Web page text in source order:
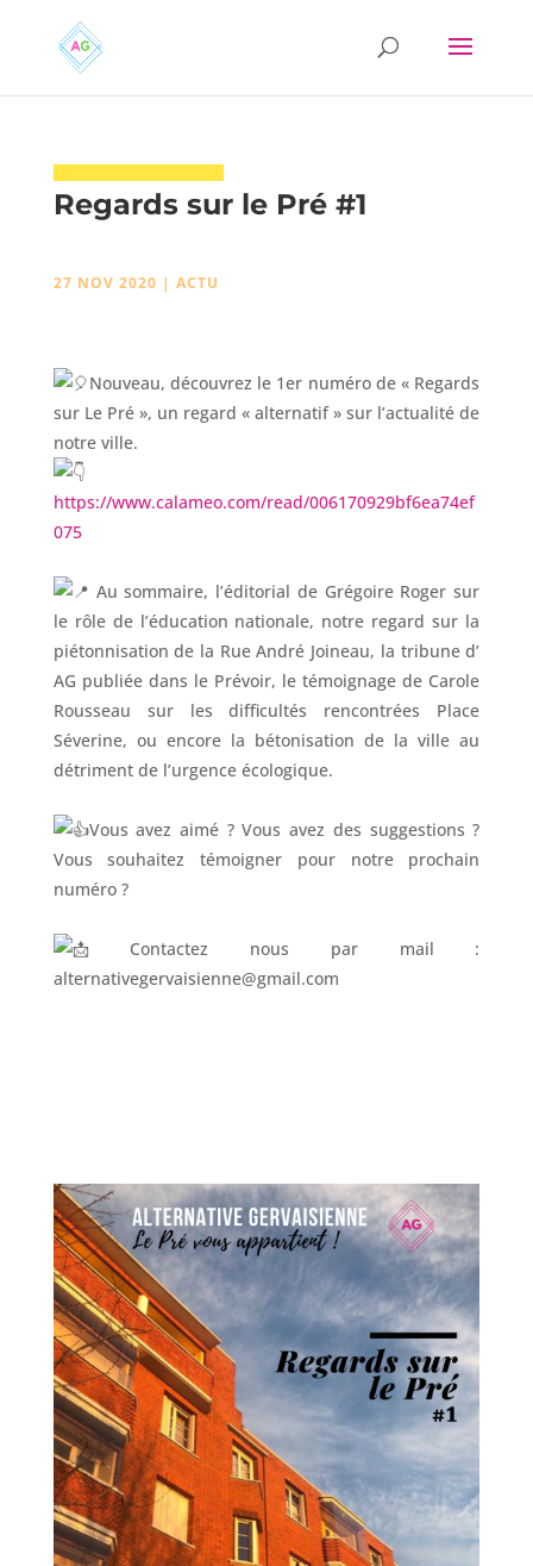
Regards sur le Pré #1
27 NOV 2020 | ACTU
Nouveau, découvrez le 1er numéro de « Regards
sur Le Pré », un regard « alternatif » sur l’actualité de
notre ville.
https://www.calameo.com/read/006170929bf6ea74ef
075
Au sommaire, l’éditorial de Grégoire Roger sur
le rôle de l’éducation nationale, notre regard sur la
piétonnisation de la Rue André Joineau, la tribune d’
AG publiée dans le Prévoir, le témoignage de Carole
Rousseau sur les difficultés rencontrées Place
Séverine, ou encore la bétonisation de la ville au
détriment de l’urgence écologique.
Vous avez aimé ? Vous avez des suggestions ?
Vous souhaitez témoigner pour notre prochain
numéro ?
Contactez nous par mail :
alternativegervaisienne@gmail.com